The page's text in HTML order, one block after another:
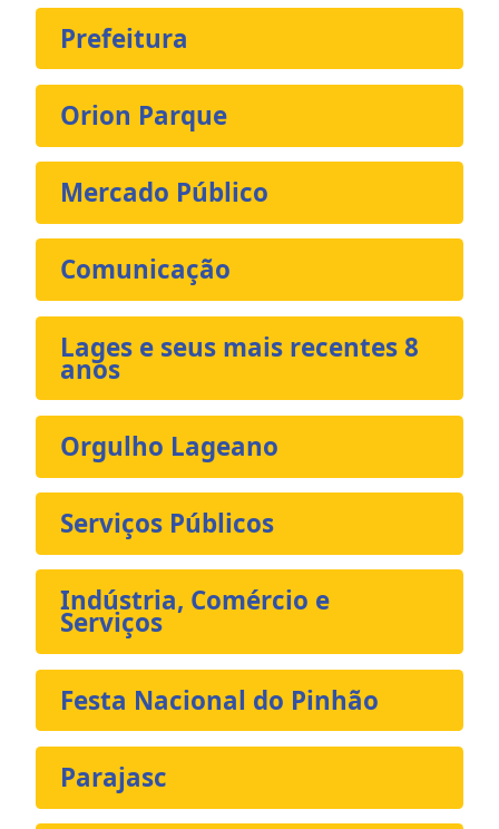
Prefeitura
Orion Parque
Mercado Público
Comunicação
Lages e seus mais recentes 8
anos
Orgulho Lageano
Serviços Públicos
Indústria, Comércio e
Serviços
Festa Nacional do Pinhão
Parajasc